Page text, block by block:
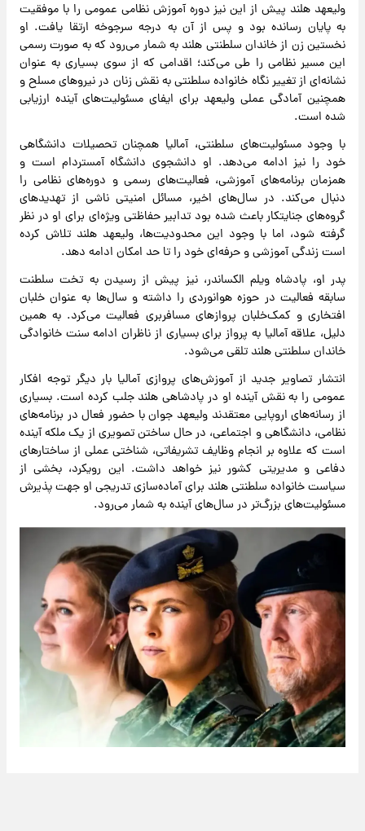
ولیعهد هلند پیش از این نیز دوره آموزش نظامی عمومی را با موفقیت
به پایان رسانده بود و پس از آن به درجه سرجوخه ارتقا یافت. او
نخستین زن از خاندان سلطنتی هلند به شمار می‌رود که به صورت رسمی
این مسیر نظامی را طی می‌کند؛ اقدامی که از سوی بسیاری به عنوان
نشانه‌ای از تغییر نگاه خانواده سلطنتی به نقش زنان در نیروهای مسلح و
همچنین آمادگی عملی ولیعهد برای ایفای مسئولیت‌های آینده ارزیابی
شده است.
با وجود مسئولیت‌های سلطنتی، آمالیا همچنان تحصیلات دانشگاهی
خود را نیز ادامه می‌دهد. او دانشجوی دانشگاه آمستردام است و
همزمان برنامه‌های آموزشی، فعالیت‌های رسمی و دوره‌های نظامی را
دنبال می‌کند. در سال‌های اخیر، مسائل امنیتی ناشی از تهدیدهای
گروه‌های جنایتکار باعث شده بود تدابیر حفاظتی ویژه‌ای برای او در نظر
گرفته شود، اما با وجود این محدودیت‌ها، ولیعهد هلند تلاش کرده
است زندگی آموزشی و حرفه‌ای خود را تا حد امکان ادامه دهد.
پدر او، پادشاه ویلم الکساندر، نیز پیش از رسیدن به تخت سلطنت
سابقه فعالیت در حوزه هوانوردی را داشته و سال‌ها به عنوان خلبان
افتخاری و کمک‌خلبان پروازهای مسافربری فعالیت می‌کرد. به همین
دلیل، علاقه آمالیا به پرواز برای بسیاری از ناظران ادامه سنت خانوادگی
خاندان سلطنتی هلند تلقی می‌شود.
انتشار تصاویر جدید از آموزش‌های پروازی آمالیا بار دیگر توجه افکار
عمومی را به نقش آینده او در پادشاهی هلند جلب کرده است. بسیاری
از رسانه‌های اروپایی معتقدند ولیعهد جوان با حضور فعال در برنامه‌های
نظامی، دانشگاهی و اجتماعی، در حال ساختن تصویری از یک ملکه آینده
است که علاوه بر انجام وظایف تشریفاتی، شناختی عملی از ساختارهای
دفاعی و مدیریتی کشور نیز خواهد داشت. این رویکرد، بخشی از
سیاست خانواده سلطنتی هلند برای آماده‌سازی تدریجی او جهت پذیرش
مسئولیت‌های بزرگ‌تر در سال‌های آینده به شمار می‌رود.